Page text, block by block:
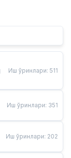
Иш ўринлари: 511
Иш ўринлари: 351
Иш ўринлари: 202